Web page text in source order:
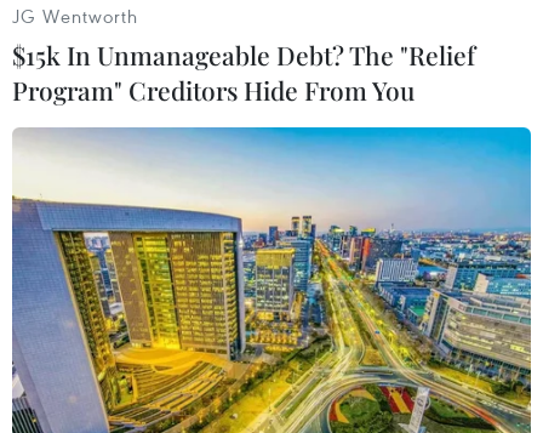
Các vùng trũng ở Nam Trung Bộ, Nam Tây Nguyên và Nam Bộ
cần đề phòng lũ cục bộ. Ảnh minh họa. (Nguồn: TTXVN)
Trung tâm Dự báo Khí tượng Thủy văn Quốc gia
cho biết, do ảnh hưởng của dải hội tụ nhiệt đới
có trục ở khoảng 14-17 độ Vĩ Bắc kết hợp với gió
JG Wentworth
$15k In Unmanageable Debt? The "Relief
Program" Creditors Hide From You